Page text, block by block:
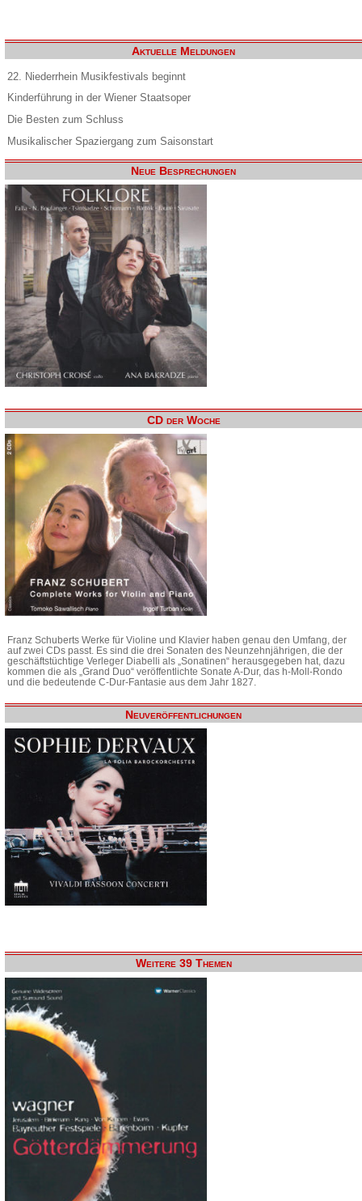
Aktuelle Meldungen
22. Niederrhein Musikfestivals beginnt
Kinderführung in der Wiener Staatsoper
Die Besten zum Schluss
Musikalischer Spaziergang zum Saisonstart
Neue Besprechungen
CD der Woche
Franz Schuberts Werke für Violine und Klavier haben genau den Umfang, der
auf zwei CDs passt. Es sind die drei Sonaten des Neunzehnjährigen, die der
geschäftstüchtige Verleger Diabelli als „Sonatinen“ herausgegeben hat, dazu
kommen die als „Grand Duo“ veröffentlichte Sonate A-Dur, das h-Moll-Rondo
und die bedeutende C-Dur-Fantasie aus dem Jahr 1827.
Neuveröffentlichungen
Weitere 39 Themen